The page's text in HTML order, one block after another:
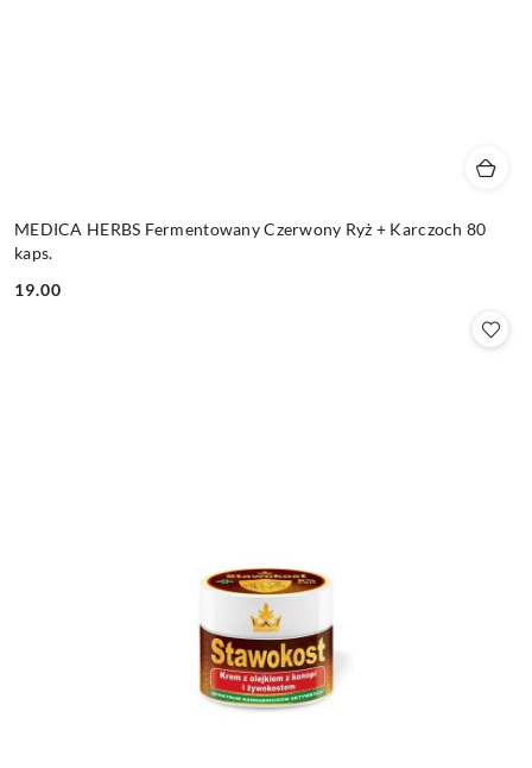
MEDICA HERBS Fermentowany Czerwony Ryż + Karczoch 80
kaps.
Cena:
19.00